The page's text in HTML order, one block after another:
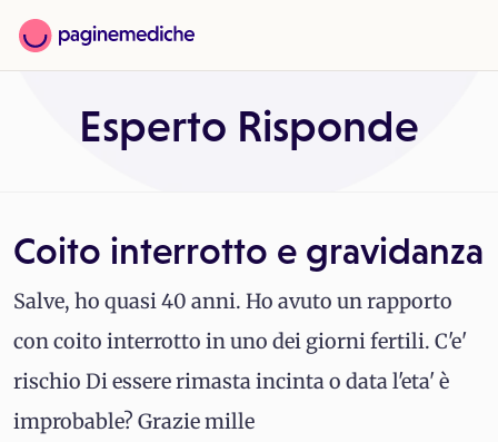
Esperto Risponde
Coito interrotto e gravidanza
Salve, ho quasi 40 anni. Ho avuto un rapporto
con coito interrotto in uno dei giorni fertili. C'e'
rischio Di essere rimasta incinta o data l'eta' è
improbable? Grazie mille